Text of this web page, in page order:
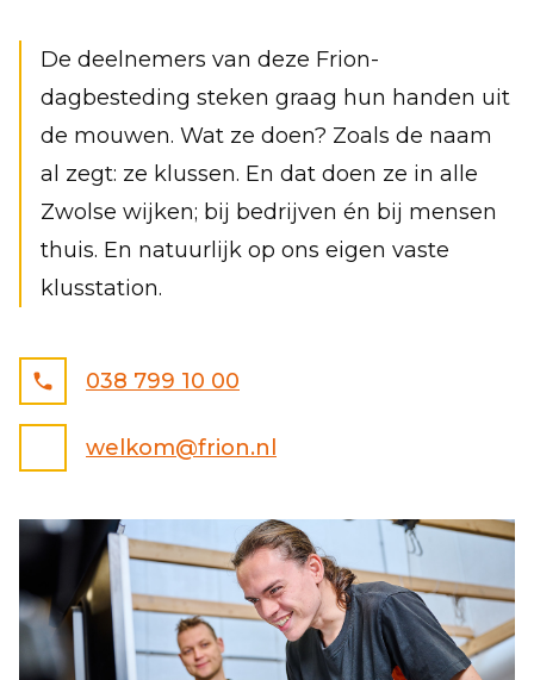
School
Thuis
LOCATIES
VACATURES
NIEUWS
OVER ONS
ZOEKPLEIN
De deelnemers van deze Frion-
dagbesteding steken graag hun handen uit
de mouwen. Wat ze doen? Zoals de naam
al zegt: ze klussen. En dat doen ze in alle
Zwolse wijken; bij bedrijven én bij mensen
thuis. En natuurlijk op ons eigen vaste
klusstation.
038 799 10 00
welkom@frion.nl